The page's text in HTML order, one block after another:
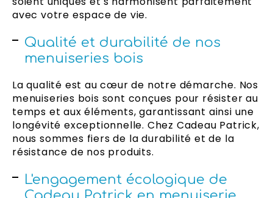
avec votre espace de vie.
Qualité et durabilité de nos
menuiseries bois
La qualité est au cœur de notre démarche. Nos
menuiseries bois sont conçues pour résister au
temps et aux éléments, garantissant ainsi une
longévité exceptionnelle. Chez Cadeau Patrick,
nous sommes fiers de la durabilité et de la
résistance de nos produits.
L'engagement écologique de